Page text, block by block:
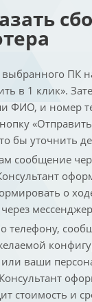
выбранного ПК
в 1 клик».
ФИО, и номер
бы уточнить
сообщение
о
телефону,
ваши
стоимость и